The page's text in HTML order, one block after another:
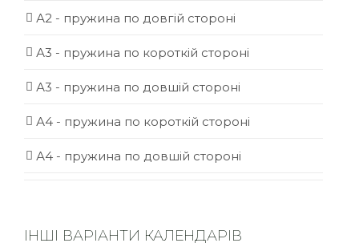
А2 - пружина по довгій стороні
А3 - пружина по короткій стороні
А3 - пружина по довшій стороні
А4 - пружина по короткій стороні
А4 - пружина по довшій стороні
ІНШІ ВАРІАНТИ КАЛЕНДАРІВ